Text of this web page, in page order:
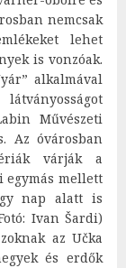
nemcsak
lehet
is vonzóak.
alkalmával
Művészeti
Az óvárosban
várják a
egymás mellett
nap alatt is
Ivan Šardi)
az Učka
és erdők